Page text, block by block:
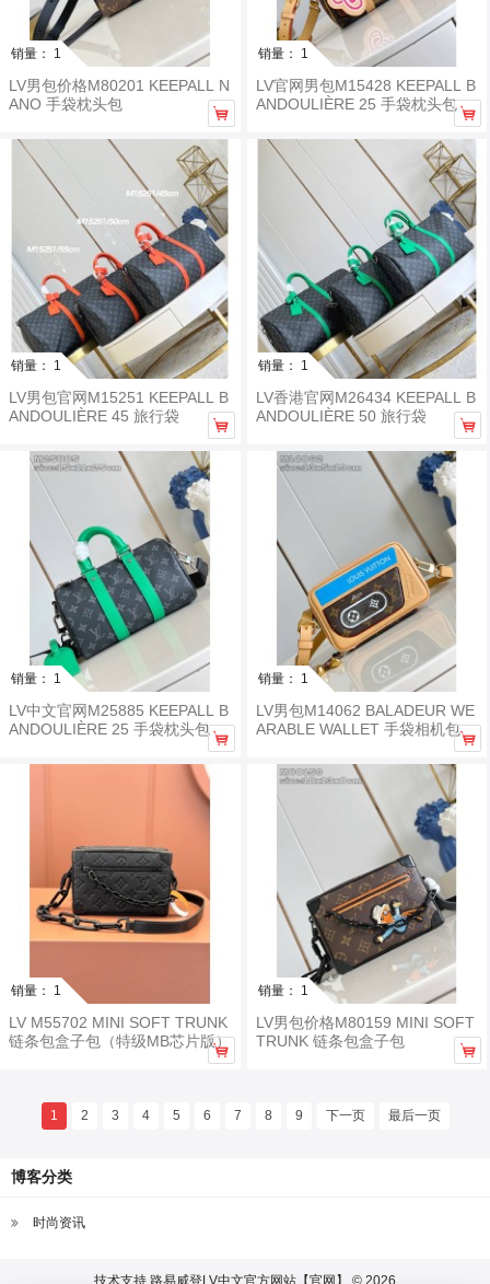
销量： 1
LV男包价格M80201 KEEPALL N
ANO 手袋枕头包

销量： 1
LV官网男包M15428 KEEPALL B
ANDOULIÈRE 25 手袋枕头包

销量： 1
LV男包官网M15251 KEEPALL B
ANDOULIÈRE 45 旅行袋

销量： 1
LV香港官网M26434 KEEPALL B
ANDOULIÈRE 50 旅行袋

销量： 1
LV中文官网M25885 KEEPALL B
ANDOULIÈRE 25 手袋枕头包

销量： 1
LV男包M14062 BALADEUR WE
ARABLE WALLET 手袋相机包

销量： 1
LV M55702 MINI SOFT TRUNK
链条包盒子包（特级MB芯片版）

销量： 1
LV男包价格M80159 MINI SOFT
TRUNK 链条包盒子包

1 2 3 4 5 6 7 8 9 下一页 最后一页
博客分类
时尚资讯
技术支持 路易威登LV中文官方网站【官网】 © 2026